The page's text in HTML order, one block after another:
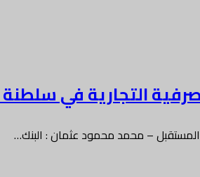
التجارية في سلطنة
المستقبل – محمد محمود عثمان : البنك…